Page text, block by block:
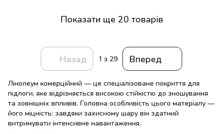
Показати ще 20 товарів
Назад 1 з 29 Вперед
Лінолеум комерційний — це спеціалізоване покриття для
підлоги, яке відрізняється високою стійкістю до зношування
та зовнішніх впливів. Головна особливість цього матеріалу —
його міцність: завдяки захисному шару він здатний
витримувати інтенсивне навантаження.